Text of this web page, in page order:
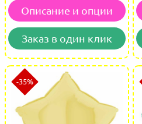
Описание и опции
Заказ в один клик
-35%